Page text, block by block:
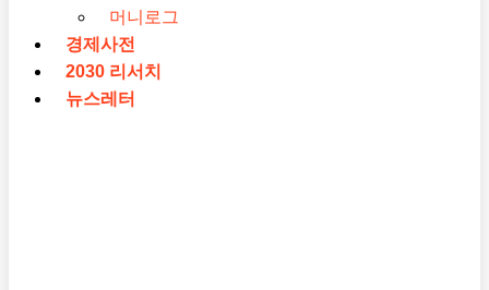
머니로그
경제사전
2030 리서치
뉴스레터